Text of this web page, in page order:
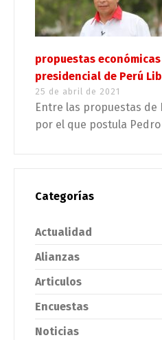
propuestas
presidencial de Perú
25 de abril de 2021
Entre las propuestas
por el que postula
Categorías
Actualidad
Alianzas
Articulos
Encuestas
Noticias